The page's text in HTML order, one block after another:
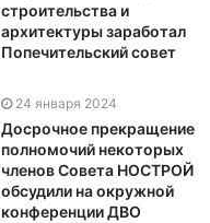
строительства и
архитектуры заработал
Попечительский совет
24 января 2024
Досрочное прекращение
полномочий некоторых
членов Совета НОСТРОЙ
обсудили на окружной
конференции ДВО